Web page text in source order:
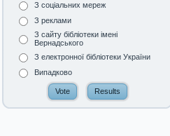
З соціальних мереж
З реклами
З сайту бібліотеки імені
Вернадського
З електронної бібліотеки України
Випадково